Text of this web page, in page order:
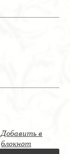
Добавить в
блокнот